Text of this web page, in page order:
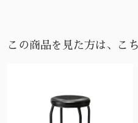
この商品を見た方は、こ